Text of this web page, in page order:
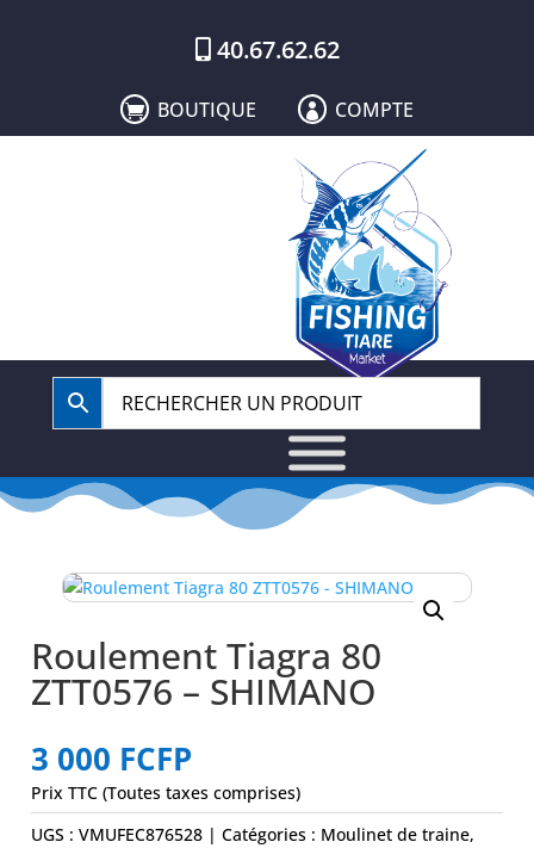
40.67.62.62
 BOUTIQUE  COMPTE
Roulement Tiagra 80
ZTT0576 – SHIMANO
3 000 FCFP
Prix TTC (Toutes taxes comprises)
UGS : VMUFEC876528 Catégories : Moulinet de traine,